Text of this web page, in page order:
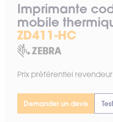
Imprimante
mobile
ZD411-HC
Prix préférentiel
Demander un devis